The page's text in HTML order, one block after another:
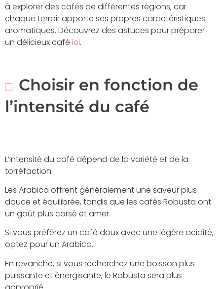
à explorer des cafés de différentes régions, car
chaque terroir apporte ses propres caractéristiques
aromatiques. Découvrez des astuces pour préparer
un délicieux café ici.
Choisir en fonction de
l’intensité du café
L’intensité du café dépend de la variété et de la
torréfaction.
Les Arabica offrent généralement une saveur plus
douce et équilibrée, tandis que les cafés Robusta ont
un goût plus corsé et amer.
Si vous préférez un café doux avec une légère acidité,
optez pour un Arabica.
En revanche, si vous recherchez une boisson plus
puissante et énergisante, le Robusta sera plus